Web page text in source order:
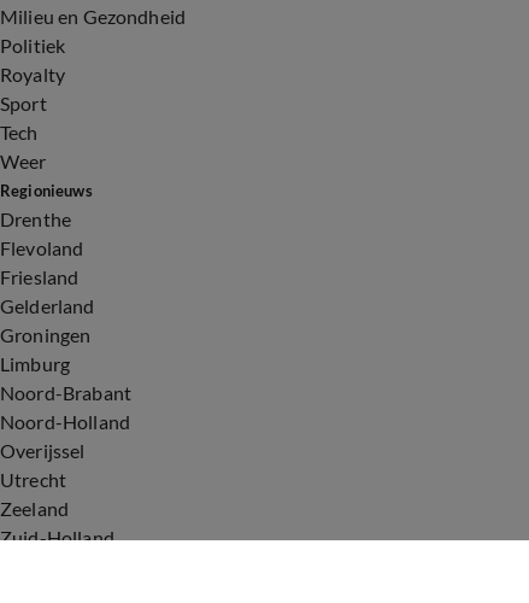
Milieu en Gezondheid
Politiek
Royalty
Sport
Tech
Weer
Regionieuws
Drenthe
Flevoland
Friesland
Gelderland
Groningen
Limburg
Noord-Brabant
Noord-Holland
Overijssel
Utrecht
Zeeland
Zuid-Holland